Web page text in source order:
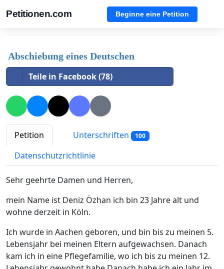
Petitionen.com Beginne eine Petition
Abschiebung eines Deutschen
Teile in Facebook (78)
Petition Unterschriften 100
Datenschutzrichtlinie
Sehr geehrte Damen und Herren,
mein Name ist Deniz Özhan ich bin 23 Jahre alt und
wohne derzeit in Köln.
Ich wurde in Aachen geboren, und bin bis zu meinen 5.
Lebensjahr bei meinen Eltern aufgewachsen. Danach
kam ich in eine Pflegefamilie, wo ich bis zu meinen 12.